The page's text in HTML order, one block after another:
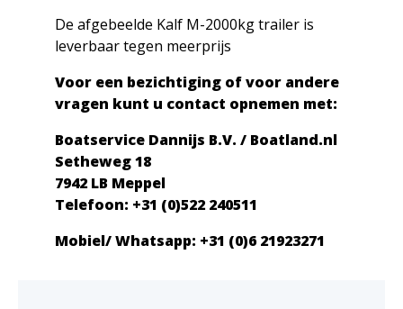
De afgebeelde Kalf M-2000kg trailer is
leverbaar tegen meerprijs
Voor een bezichtiging of voor andere
vragen kunt u contact opnemen met:
Boatservice Dannijs B.V. / Boatland.nl
Setheweg 18
7942 LB Meppel
Telefoon: +31 (0)522 240511
Mobiel/ Whatsapp: +31 (0)6 21923271